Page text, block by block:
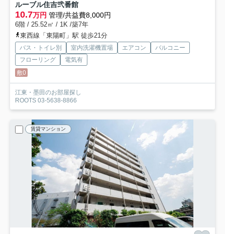
ルーブル住吉弐番館
10.7万円 管理/共益費8,000円
6階 / 25.52㎡ / 1K /築7年
東西線「東陽町」駅 徒歩21分
バス・トイレ別 室内洗濯機置場 エアコン
バルコニー
フローリング
電気有
敷0
江東・墨田のお部屋探し
ROOTS 03-5638-8866
賃貸マンション